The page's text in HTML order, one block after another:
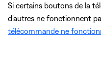
Si certains boutons de la
d'autres ne fonctionnent
télécommande ne